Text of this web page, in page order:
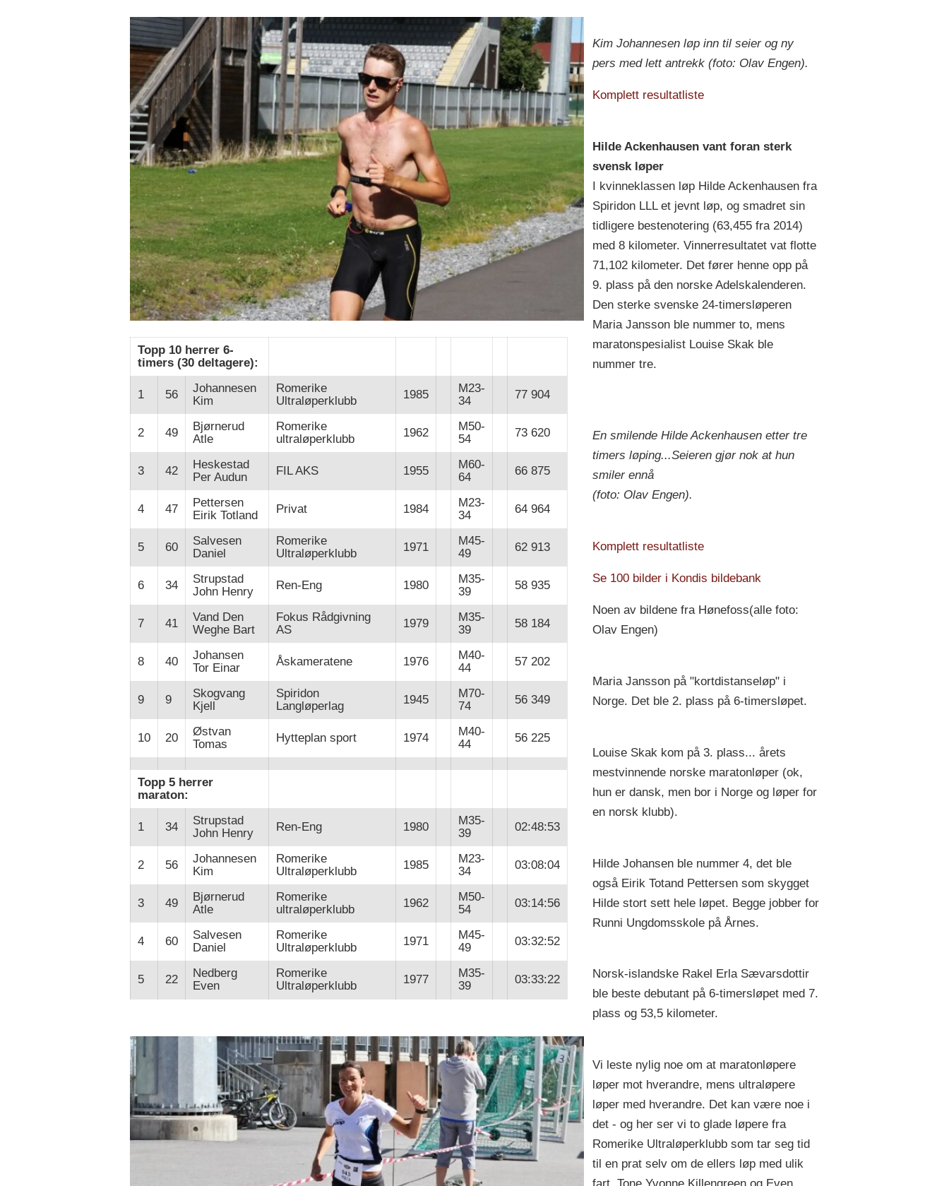
Kim Johannesen løp inn til seier og ny
pers med lett antrekk (foto: Olav Engen).
Topp 10 herrer 6-
timers (30 deltagere):
1 56
Johannesen
Kim
Romerike
Ultraløperklubb
1985
M23-
34
77 904
2 49
Bjørnerud
Atle
Romerike
ultraløperklubb
1962
M50-
54
73 620
3 42
Heskestad
Per Audun
FIL AKS 1955
M60-
64
66 875
4 47
Pettersen
Eirik Totland
Privat 1984
M23-
34
64 964
5 60
Salvesen
Daniel
Romerike
Ultraløperklubb
1971
M45-
49
62 913
6 34
Strupstad
John Henry
Ren-Eng 1980
M35-
39
58 935
7 41
Vand Den
Weghe Bart
Fokus Rådgivning
AS
1979
M35-
39
58 184
8 40
Johansen
Tor Einar
Åskameratene 1976
M40-
44
57 202
9 9
Skogvang
Kjell
Spiridon
Langløperlag
1945
M70-
74
56 349
10 20
Østvan
Tomas
Hytteplan sport 1974
M40-
44
56 225
Topp 5 herrer
maraton:
1 34
Strupstad
John Henry
Ren-Eng 1980
M35-
39
02:48:53
2 56
Johannesen
Kim
Romerike
Ultraløperklubb
1985
M23-
34
03:08:04
3 49
Bjørnerud
Atle
Romerike
ultraløperklubb
1962
M50-
54
03:14:56
4 60
Salvesen
Daniel
Romerike
Ultraløperklubb
1971
M45-
49
03:32:52
5 22
Nedberg
Even
Romerike
Ultraløperklubb
1977
M35-
39
03:33:22
Komplett resultatliste
Hilde Ackenhausen vant foran sterk
svensk løper
I kvinneklassen løp Hilde Ackenhausen fra
Spiridon LLL et jevnt løp, og smadret sin
tidligere bestenotering (63,455 fra 2014)
med 8 kilometer. Vinnerresultatet vat flotte
71,102 kilometer. Det fører henne opp på
9. plass på den norske Adelskalenderen.
Den sterke svenske 24-timersløperen
Maria Jansson ble nummer to, mens
maratonspesialist Louise Skak ble
nummer tre.
En smilende Hilde Ackenhausen etter tre
timers løping...Seieren gjør nok at hun
smiler ennå
(foto: Olav Engen).
Komplett resultatliste
Se 100 bilder i Kondis bildebank
Noen av bildene fra Hønefoss(alle foto:
Olav Engen)
Maria Jansson på "kortdistanseløp" i
Norge. Det ble 2. plass på 6-timersløpet.
Louise Skak kom på 3. plass... årets
mestvinnende norske maratonløper (ok,
hun er dansk, men bor i Norge og løper for
en norsk klubb).
Hilde Johansen ble nummer 4, det ble
også Eirik Totand Pettersen som skygget
Hilde stort sett hele løpet. Begge jobber for
Runni Ungdomsskole på Årnes.
Norsk-islandske Rakel Erla Sævarsdottir
ble beste debutant på 6-timersløpet med 7.
plass og 53,5 kilometer.
Vi leste nylig noe om at maratonløpere
løper mot hverandre, mens ultraløpere
løper med hverandre. Det kan være noe i
det - og her ser vi to glade løpere fra
Romerike Ultraløperklubb som tar seg tid
til en prat selv om de ellers løp med ulik